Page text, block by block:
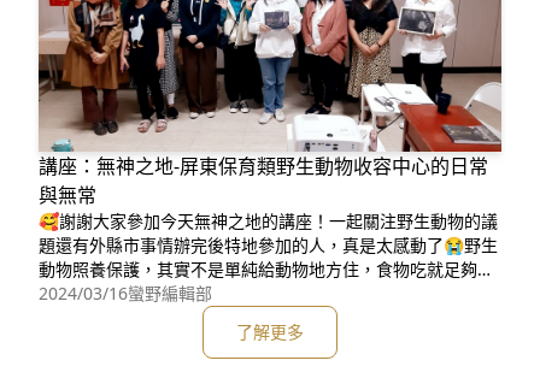
講座：無神之地-屏東保育類野生動物收容中心的日常
與無常
🥰謝謝大家參加今天無神之地的講座！一起關注野生動物的議
題還有外縣市事情辦完後特地參加的人，真是太感動了😭野生
動物照養保護，其實不是單純給動物地方住，食物吃就足夠🧐
需要因應動物習性和個體情況，做出調整例如長臂猿喜歡直線
擺盪移動，所以要給牠較長而不是方正的空間私人圈養的動
物，被餵養人類所吃的高油高鹽的食物，或是單一食物，因此
健康出現問題，所以需要為牠們調整合適的飲食（也警惕大
2024/03/16蠻野編輯部
了解更多